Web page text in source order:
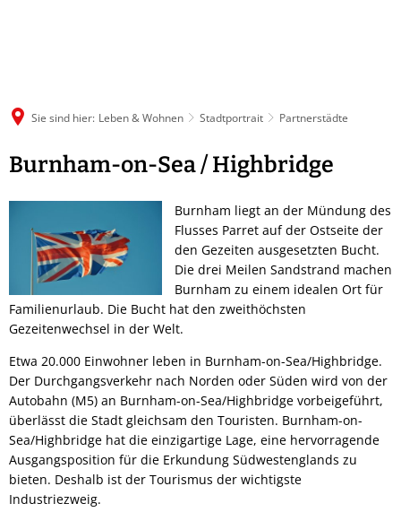
Sie sind hier: Leben & Wohnen Stadtportrait Partnerstädte
Partnerstädte
Burnham-on-Sea / Highbridge
Burnham liegt an der Mündung des
Flusses Parret auf der Ostseite der
den Gezeiten ausgesetzten Bucht.
Die drei Meilen Sandstrand machen
Burnham zu einem idealen Ort für
Familienurlaub. Die Bucht hat den zweithöchsten
Gezeitenwechsel in der Welt.
Etwa 20.000 Einwohner leben in Burnham-on-Sea/Highbridge.
Der Durchgangsverkehr nach Norden oder Süden wird von der
Autobahn (M5) an Burnham-on-Sea/Highbridge vorbeigeführt,
überlässt die Stadt gleichsam den Touristen. Burnham-on-
Sea/Highbridge hat die einzigartige Lage, eine hervorragende
Ausgangsposition für die Erkundung Südwestenglands zu
bieten. Deshalb ist der Tourismus der wichtigste
Industriezweig.